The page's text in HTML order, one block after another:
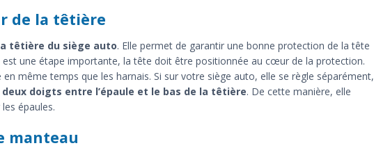
de la têtière
têtière du siège auto. Elle permet de garantir une bonne protection de la tête
est une étape importante, la tête doit être positionnée au cœur de la protection.
en même temps que les harnais. Si sur votre siège auto, elle se règle séparément,
doigts entre l’épaule et le bas de la têtière. De cette manière, elle
épaules.
manteau